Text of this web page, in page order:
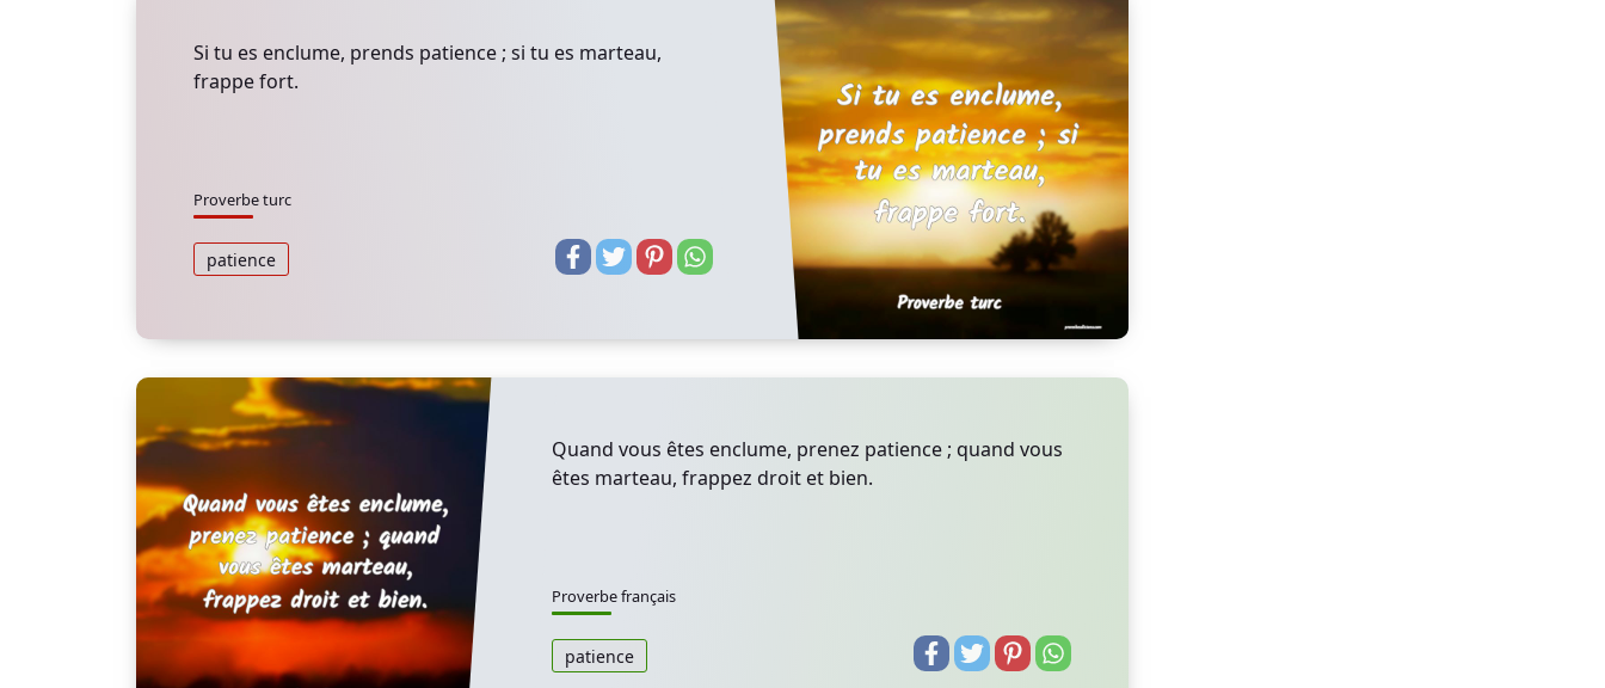
Si tu es enclume, prends patience ; si tu es marteau,
frappe fort.
Proverbe turc
patience
Quand vous êtes enclume, prenez patience ; quand vous
êtes marteau, frappez droit et bien.
Proverbe français
patience